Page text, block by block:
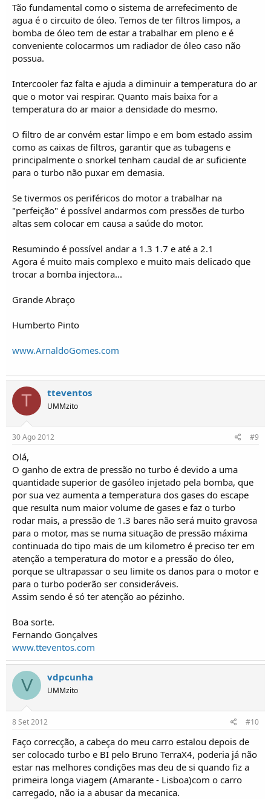
Tão fundamental como o sistema de arrefecimento de
agua é o circuito de óleo. Temos de ter filtros limpos, a
bomba de óleo tem de estar a trabalhar em pleno e é
conveniente colocarmos um radiador de óleo caso não
possua.
Intercooler faz falta e ajuda a diminuir a temperatura do ar
que o motor vai respirar. Quanto mais baixa for a
temperatura do ar maior a densidade do mesmo.
O filtro de ar convém estar limpo e em bom estado assim
como as caixas de filtros, garantir que as tubagens e
principalmente o snorkel tenham caudal de ar suficiente
para o turbo não puxar em demasia.
Se tivermos os periféricos do motor a trabalhar na
"perfeição" é possível andarmos com pressões de turbo
altas sem colocar em causa a saúde do motor.
Resumindo é possível andar a 1.3 1.7 e até a 2.1
Agora é muito mais complexo e muito mais delicado que
trocar a bomba injectora...
Grande Abraço
Humberto Pinto
www.ArnaldoGomes.com
T tteventos
UMMzito
30 Ago 2012 #9
Olá,
O ganho de extra de pressão no turbo é devido a uma
quantidade superior de gasóleo injetado pela bomba, que
por sua vez aumenta a temperatura dos gases do escape
que resulta num maior volume de gases e faz o turbo
rodar mais, a pressão de 1.3 bares não será muito gravosa
para o motor, mas se numa situação de pressão máxima
continuada do tipo mais de um kilometro é preciso ter em
atenção a temperatura do motor e a pressão do óleo,
porque se ultrapassar o seu limite os danos para o motor e
para o turbo poderão ser consideráveis.
Assim sendo é só ter atenção ao pézinho.
Boa sorte.
Fernando Gonçalves
www.tteventos.com
V vdpcunha
UMMzito
8 Set 2012 #10
Faço correcção, a cabeça do meu carro estalou depois de
ser colocado turbo e BI pelo Bruno TerraX4, poderia já não
estar nas melhores condições mas deu de si quando fiz a
primeira longa viagem (Amarante - Lisboa)com o carro
carregado, não ia a abusar da mecanica.